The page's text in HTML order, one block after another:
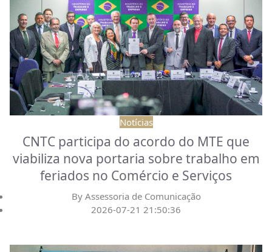
Notícias
CNTC participa do acordo do MTE que
viabiliza nova portaria sobre trabalho em
feriados no Comércio e Serviços
By Assessoria de Comunicação
2026-07-21 21:50:36